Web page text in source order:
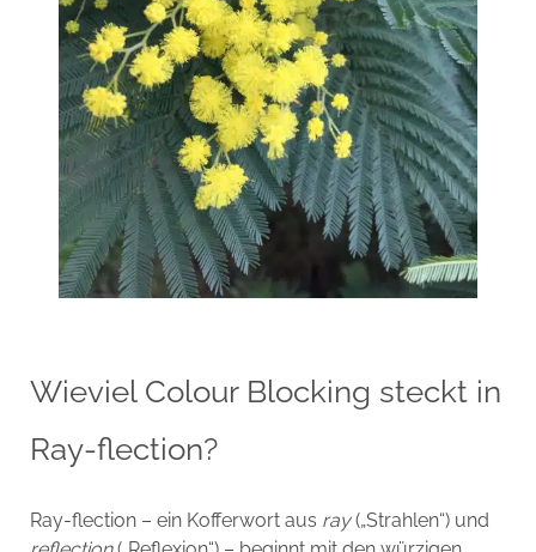
Wieviel Colour Blocking steckt in
Ray-flection?
Ray-flection – ein Kofferwort aus ray(„Strahlen“) und